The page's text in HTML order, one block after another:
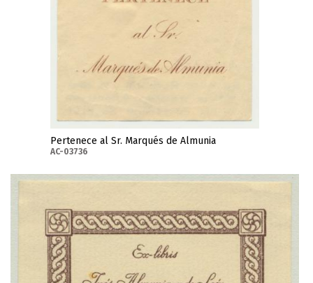
Pertenece al Sr. Marqués de Almunia
AC-03736